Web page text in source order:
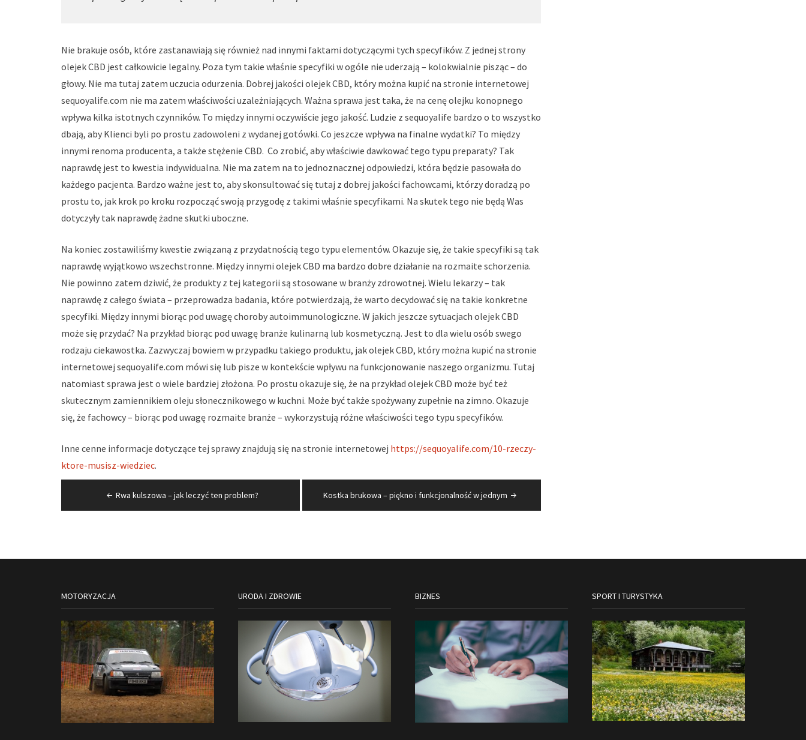
Nie brakuje osób, które zastanawiają się również nad innymi faktami dotyczącymi tych specyfików. Z jednej strony
olejek CBD jest całkowicie legalny. Poza tym takie właśnie specyfiki w ogóle nie uderzają – kolokwialnie pisząc – do
głowy. Nie ma tutaj zatem uczucia odurzenia. Dobrej jakości olejek CBD, który można kupić na stronie internetowej
sequoyalife.com nie ma zatem właściwości uzależniających. Ważna sprawa jest taka, że na cenę olejku konopnego
wpływa kilka istotnych czynników. To między innymi oczywiście jego jakość. Ludzie z sequoyalife bardzo o to wszystko
dbają, aby Klienci byli po prostu zadowoleni z wydanej gotówki. Co jeszcze wpływa na finalne wydatki? To między
innymi renoma producenta, a także stężenie CBD. Co zrobić, aby właściwie dawkować tego typu preparaty? Tak
naprawdę jest to kwestia indywidualna. Nie ma zatem na to jednoznacznej odpowiedzi, która będzie pasowała do
każdego pacjenta. Bardzo ważne jest to, aby skonsultować się tutaj z dobrej jakości fachowcami, którzy doradzą po
prostu to, jak krok po kroku rozpocząć swoją przygodę z takimi właśnie specyfikami. Na skutek tego nie będą Was
dotyczyły tak naprawdę żadne skutki uboczne.
Na koniec zostawiliśmy kwestie związaną z przydatnością tego typu elementów. Okazuje się, że takie specyfiki są tak
naprawdę wyjątkowo wszechstronne. Między innymi olejek CBD ma bardzo dobre działanie na rozmaite schorzenia.
Nie powinno zatem dziwić, że produkty z tej kategorii są stosowane w branży zdrowotnej. Wielu lekarzy – tak
naprawdę z całego świata – przeprowadza badania, które potwierdzają, że warto decydować się na takie konkretne
specyfiki. Między innymi biorąc pod uwagę choroby autoimmunologiczne. W jakich jeszcze sytuacjach olejek CBD
może się przydać? Na przykład biorąc pod uwagę branże kulinarną lub kosmetyczną. Jest to dla wielu osób swego
rodzaju ciekawostka. Zazwyczaj bowiem w przypadku takiego produktu, jak olejek CBD, który można kupić na stronie
internetowej sequoyalife.com mówi się lub pisze w kontekście wpływu na funkcjonowanie naszego organizmu. Tutaj
natomiast sprawa jest o wiele bardziej złożona. Po prostu okazuje się, że na przykład olejek CBD może być też
skutecznym zamiennikiem oleju słonecznikowego w kuchni. Może być także spożywany zupełnie na zimno. Okazuje
się, że fachowcy – biorąc pod uwagę rozmaite branże – wykorzystują różne właściwości tego typu specyfików.
Inne cenne informacje dotyczące tej sprawy znajdują się na stronie internetowej https://sequoyalife.com/10-rzeczy-
ktore-musisz-wiedziec.
Nawigacja
wpisu
Rwa kulszowa – jak leczyć ten problem? Kostka brukowa – piękno i funkcjonalność w jednym
MOTORYZACJA URODA I ZDROWIE BIZNES SPORT I TURYSTYKA